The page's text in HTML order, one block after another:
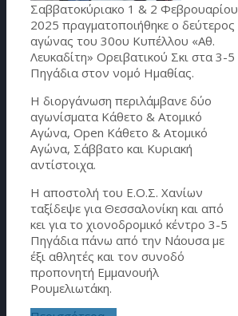
Σαββατοκύριακο 1 & 2 Φεβρουαρίου
2025 πραγματοποιήθηκε ο δεύτερος
αγώνας του 30ου Κυπέλλου «Αθ.
Λευκαδίτη» Ορειβατικού Σκι στα 3-5
Πηγάδια στον νομό Ημαθίας.
Η διοργάνωση περιλάμβανε δύο
αγωνίσματα Κάθετο & Ατομικό
Αγώνα, Open Κάθετο & Ατομικό
Αγώνα, Σάββατο και Κυριακή
αντίστοιχα.
Η αποστολή του Ε.Ο.Σ. Χανίων
ταξίδεψε για Θεσσαλονίκη και από
κει για το χιονοδρομικό κέντρο 3-5
Πηγάδια πάνω από την Νάουσα με
έξι αθλητές και τον συνοδό
προπονητή Εμμανουήλ
Ρουμελιωτάκη.